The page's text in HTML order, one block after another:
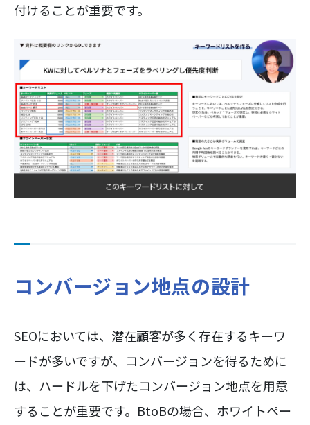
付けることが重要です。
コンバージョン地点の設計
SEOにおいては、潜在顧客が多く存在するキーワ
ードが多いですが、コンバージョンを得るために
は、ハードルを下げたコンバージョン地点を用意
することが重要です。BtoBの場合、ホワイトペー